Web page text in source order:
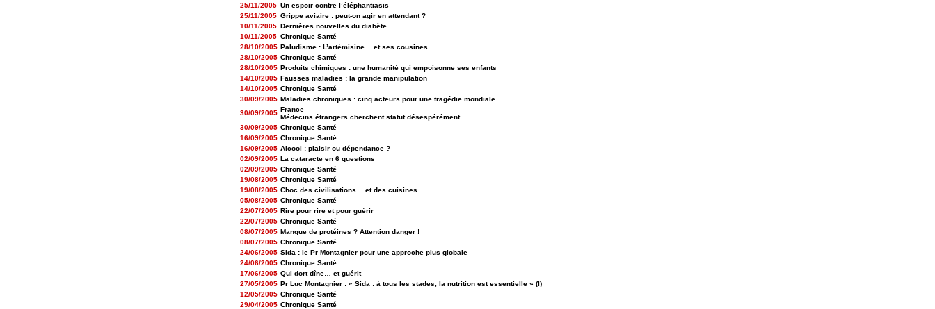
25/11/2005 Un espoir contre l’éléphantiasis
25/11/2005 Grippe aviaire : peut-on agir en attendant ?
10/11/2005 Dernières nouvelles du diabète
10/11/2005 Chronique Santé
28/10/2005 Paludisme : L’artémisine… et ses cousines
28/10/2005 Chronique Santé
28/10/2005 Produits chimiques : une humanité qui empoisonne ses enfants
14/10/2005 Fausses maladies : la grande manipulation
14/10/2005 Chronique Santé
30/09/2005 Maladies chroniques : cinq acteurs pour une tragédie mondiale
30/09/2005 France
Médecins étrangers cherchent statut désespérément
30/09/2005 Chronique Santé
16/09/2005 Chronique Santé
16/09/2005 Alcool : plaisir ou dépendance ?
02/09/2005 La cataracte en 6 questions
02/09/2005 Chronique Santé
19/08/2005 Chronique Santé
19/08/2005 Choc des civilisations… et des cuisines
05/08/2005 Chronique Santé
22/07/2005 Rire pour rire et pour guérir
22/07/2005 Chronique Santé
08/07/2005 Manque de protéines ? Attention danger !
08/07/2005 Chronique Santé
24/06/2005 Sida : le Pr Montagnier pour une approche plus globale
24/06/2005 Chronique Santé
17/06/2005 Qui dort dîne… et guérit
27/05/2005 Pr Luc Montagnier : « Sida : à tous les stades, la nutrition est essentielle » (I)
12/05/2005 Chronique Santé
29/04/2005 Chronique Santé